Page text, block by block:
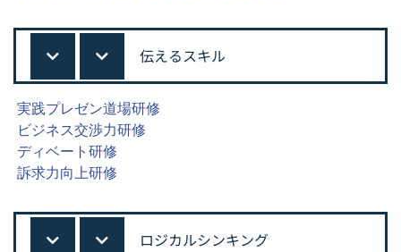
伝えるスキル
実践プレゼン道場研修
ビジネス交渉力研修
ディベート研修
訴求力向上研修
ロジカルシンキング